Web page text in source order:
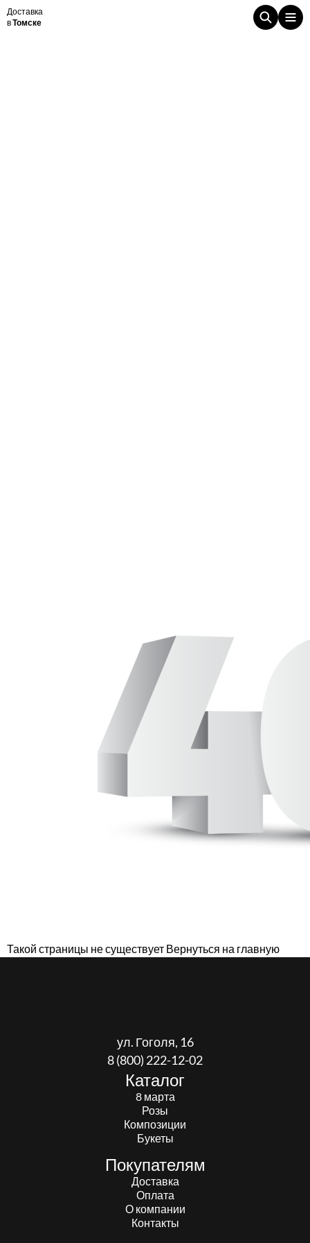
Доставка
вТомске
Такой страницы не существует Вернуться на главную
ул. Гоголя, 16
8 (800) 222-12-02
Каталог
8 марта
Розы
Композиции
Букеты
Покупателям
Доставка
Оплата
О компании
Контакты